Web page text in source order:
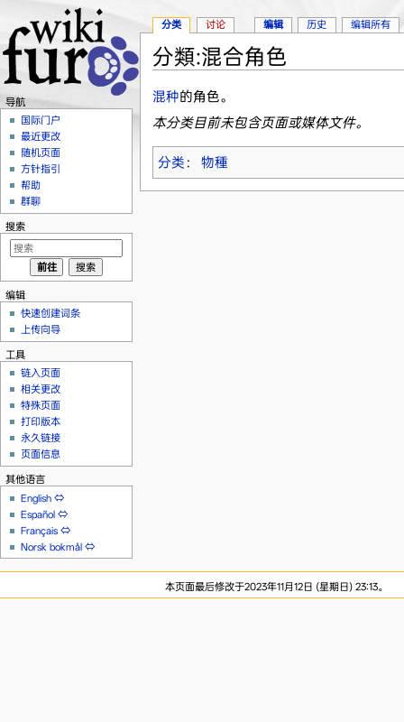
分類:混合角色
混种的角色。
本分类目前未包含页面或媒体文件。
分类 ： 物種
分类 讨论 编辑 历史 编辑所有
导航
国际门户
最近更改
随机页面
方针指引
帮助
群聊
搜索
编辑
快速创建词条
上传向导
工具
链入页面
相关更改
特殊页面
打印版本
永久链接
页面信息
其他语言
English ⇔
Español ⇔
Français ⇔
Norsk bokmål ⇔
本页面最后修改于2023年11月12日 (星期日) 23:13。